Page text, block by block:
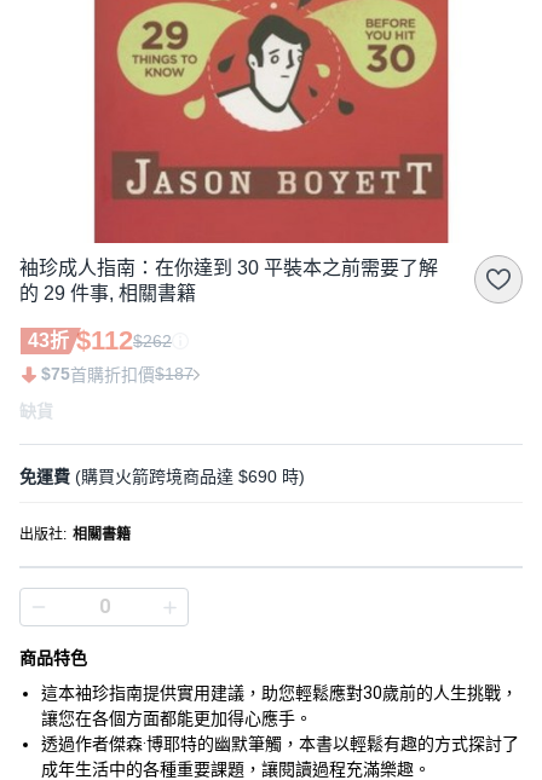
袖珍成人指南：在你達到 30 平裝本之前需要了解
的 29 件事, 相關書籍
43折 $112$262
$75首購折扣價$187
缺貨
免運費 (購買火箭跨境商品達 $690 時)
出版社: 相關書籍
商品特色
這本袖珍指南提供實用建議，助您輕鬆應對30歲前的人生挑戰，
讓您在各個方面都能更加得心應手。
透過作者傑森·博耶特的幽默筆觸，本書以輕鬆有趣的方式探討了
成年生活中的各種重要課題，讓閱讀過程充滿樂趣。